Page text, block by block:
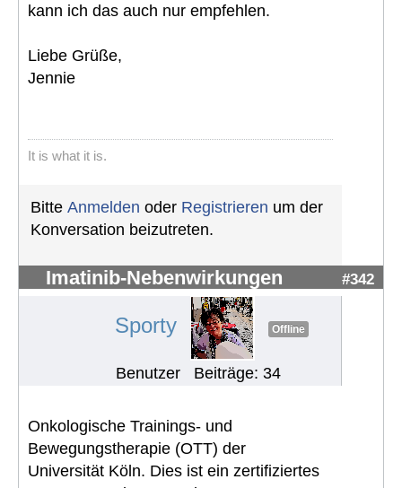
kann ich das auch nur empfehlen.
Liebe Grüße,
Jennie
It is what it is.
Bitte Anmelden oder Registrieren um der
Konversation beizutreten.
Imatinib-Nebenwirkungen #342
Sporty Offline
Benutzer Beiträge: 34
Onkologische Trainings- und
Bewegungstherapie (OTT) der
Universität Köln. Dies ist ein zertifiziertes